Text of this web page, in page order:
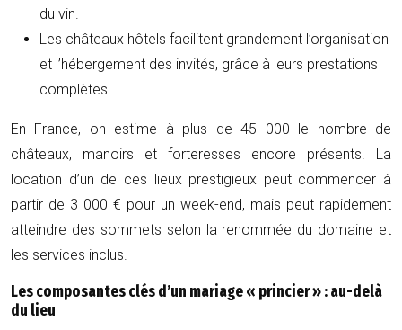
du vin.
Les châteaux hôtels facilitent grandement l’organisation
et l’hébergement des invités, grâce à leurs prestations
complètes.
En France, on estime à plus de 45 000 le nombre de
châteaux, manoirs et forteresses encore présents. La
location d’un de ces lieux prestigieux peut commencer à
partir de 3 000 € pour un week-end, mais peut rapidement
atteindre des sommets selon la renommée du domaine et
les services inclus.
Les composantes clés d’un mariage « princier » : au-delà
du lieu